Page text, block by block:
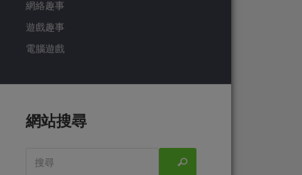
網絡趣事
遊戲趣事
電腦遊戲
網站搜尋